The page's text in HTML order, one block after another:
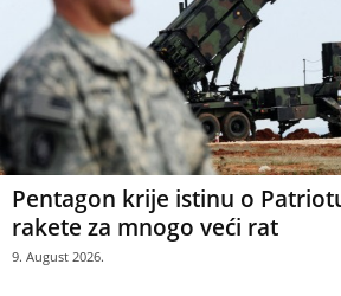
Pentagon krije istinu o
rakete za mnogo veći rat
9. August 2026.